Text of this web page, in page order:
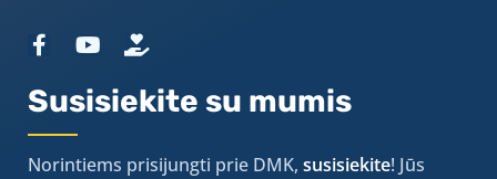
Susisiekite su mumis
Norintiems prisijungti prie DMK, susisiekite! Jūs